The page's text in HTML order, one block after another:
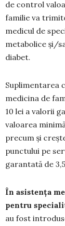
de control
familie va
medicul de
metabolice şi/
diabet.
Suplimentarea
medicina de
10 lei a valorii
valoarea
precum și
punctului pe
garantată de
În asistenţa
pentru
au fost